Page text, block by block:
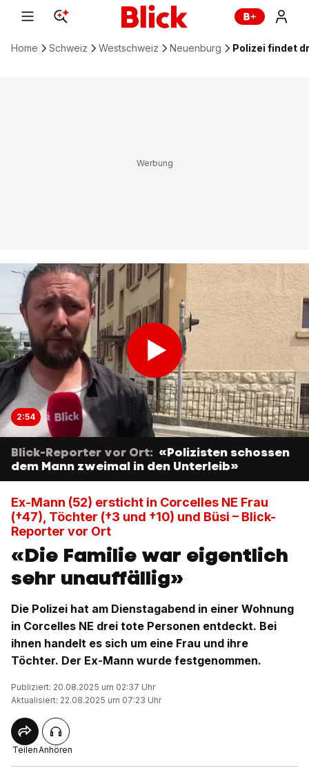
Home Schweiz Westschweiz Neuenburg Polizei findet
2:54
Blick-Reporter vor Ort: «Polizisten schossen
dem Mann zweimal in den Unterleib»
Ex-Mann (52) ersticht in Corcelles NE Frau
(†47), Töchter (†3 und †10) und Büsi – Blick-
Reporter vor Ort
«Die Familie war eigentlich
sehr unauffällig»
Die Polizei hat am Dienstagabend in einer Wohnung
in Corcelles NE drei tote Personen entdeckt. Bei
ihnen handelt es sich um eine Frau und ihre
Töchter. Der Ex-Mann wurde festgenommen.
Publiziert: 20.08.2025 um 02:37 Uhr
Aktualisiert: 22.08.2025 um 07:23 Uhr
TeilenAnhören